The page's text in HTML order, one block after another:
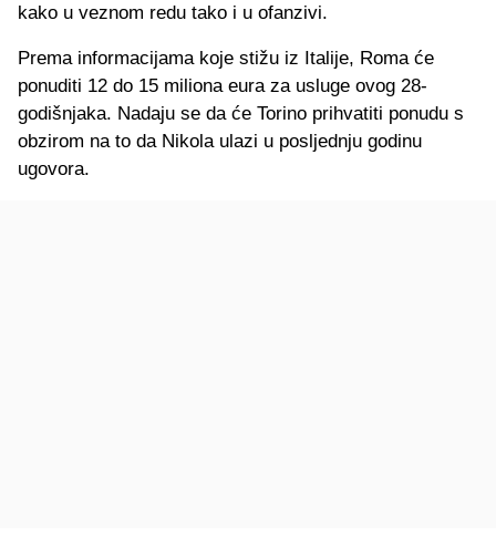
kako u veznom redu tako i u ofanzivi.
Prema informacijama koje stižu iz Italije, Roma će
ponuditi 12 do 15 miliona eura za usluge ovog 28-
godišnjaka. Nadaju se da će Torino prihvatiti ponudu s
obzirom na to da Nikola ulazi u posljednju godinu
ugovora.